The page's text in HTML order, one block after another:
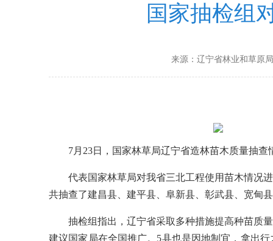
国家抽检组
来源：辽宁省林业和草原
7月23日，国家林草局辽宁省造林苗木质量抽查
代表国家林草局对我省三北工程使用苗木情况进
共抽查了建昌县、建平县、阜新县、彰武县、宽甸
抽检组指出，辽宁省采取多种措施提高种苗质量
建议国家局在全国推广。5县也是因地制宜，拿出